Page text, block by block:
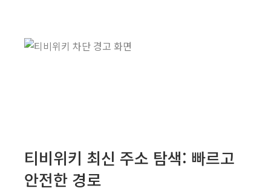
티비위키 최신 주소 탐색: 빠르고
안전한 경로